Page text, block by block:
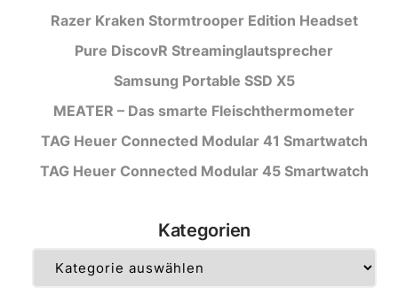
Razer Kraken Stormtrooper Edition Headset
Pure DiscovR Streaminglautsprecher
Samsung Portable SSD X5
MEATER – Das smarte Fleischthermometer
TAG Heuer Connected Modular 41 Smartwatch
TAG Heuer Connected Modular 45 Smartwatch
Kategorien